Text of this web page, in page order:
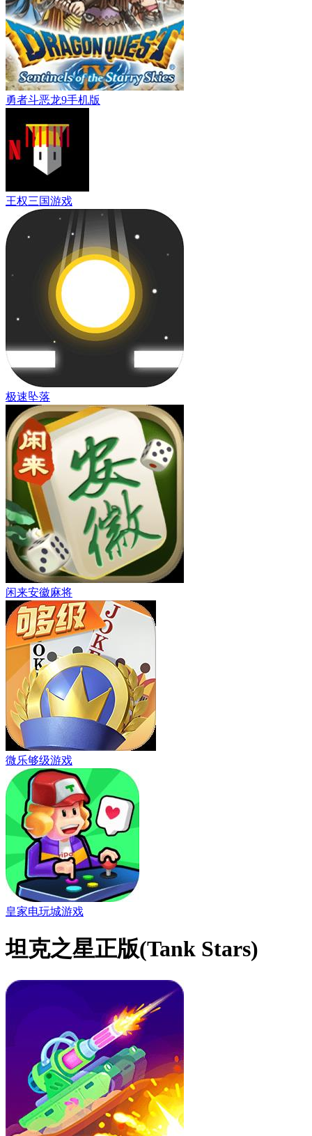
勇者斗恶龙9手机版
王权三国游戏
极速坠落
闲来安徽麻将
微乐够级游戏
皇家电玩城游戏
坦克之星正版(Tank Stars)